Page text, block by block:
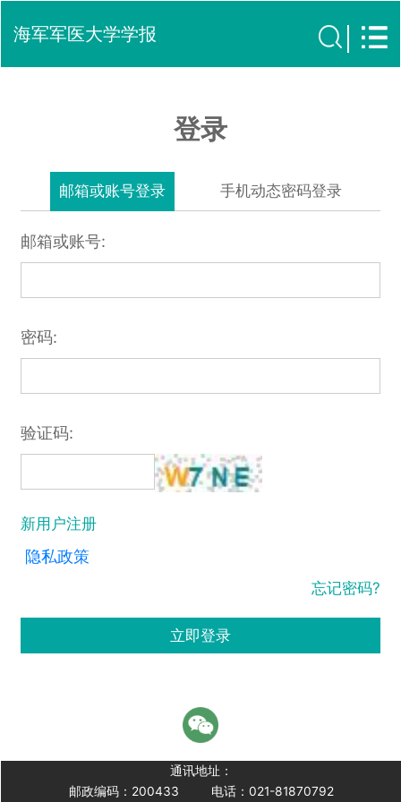
海军军医大学学报
登录
邮箱或账号登录 手机动态密码登录
邮箱或账号:
密码:
验证码:
新用户注册
隐私政策
忘记密码?
立即登录
通讯地址：
邮政编码：200433
电话：021-81870792